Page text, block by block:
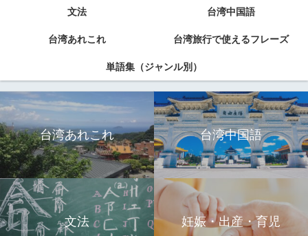
文法 台湾中国語
台湾あれこれ 台湾旅行で使えるフレーズ
単語集（ジャンル別）
台湾あれこれ 台湾中国語
文法 妊娠・出産・育児